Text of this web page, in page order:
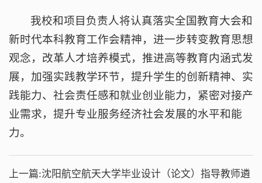
我校和项目负责人将认真落实全国教育大会和
新时代本科教育工作会精神，进一步转变教育思想
观念，改革人才培养模式，推进高等教育内涵式发
展，加强实践教学环节，提升学生的创新精神、实
践能力、社会责任感和就业创业能力，紧密对接产
业需求，提升专业服务经济社会发展的水平和能
力。
上一篇:沈阳航空航天大学​毕业设计（论文）指导教师遴